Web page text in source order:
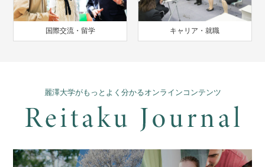
国際交流・留学 キャリア・就職
麗澤大学がもっとよく分かるオンラインコンテンツ